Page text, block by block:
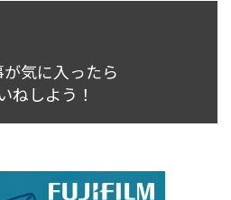
が気に入ったら
ねしよう！